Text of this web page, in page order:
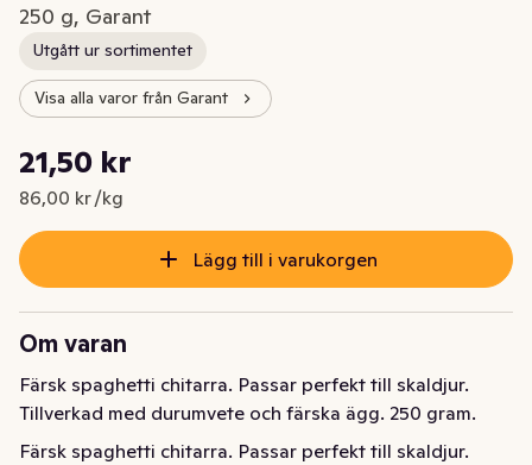
250 g, Garant
Utgått ur sortimentet
Visa alla varor från Garant
Nuvarande pris är: 21,50 kr
21,50 kr
86,00 kr /kg
Styckpris: 86,00 kr /kg
Lägg till i varukorgen
Om varan
Färsk spaghetti chitarra. Passar perfekt till skaldjur.
Tillverkad med durumvete och färska ägg. 250 gram.
Färsk spaghetti chitarra. Passar perfekt till skaldjur.